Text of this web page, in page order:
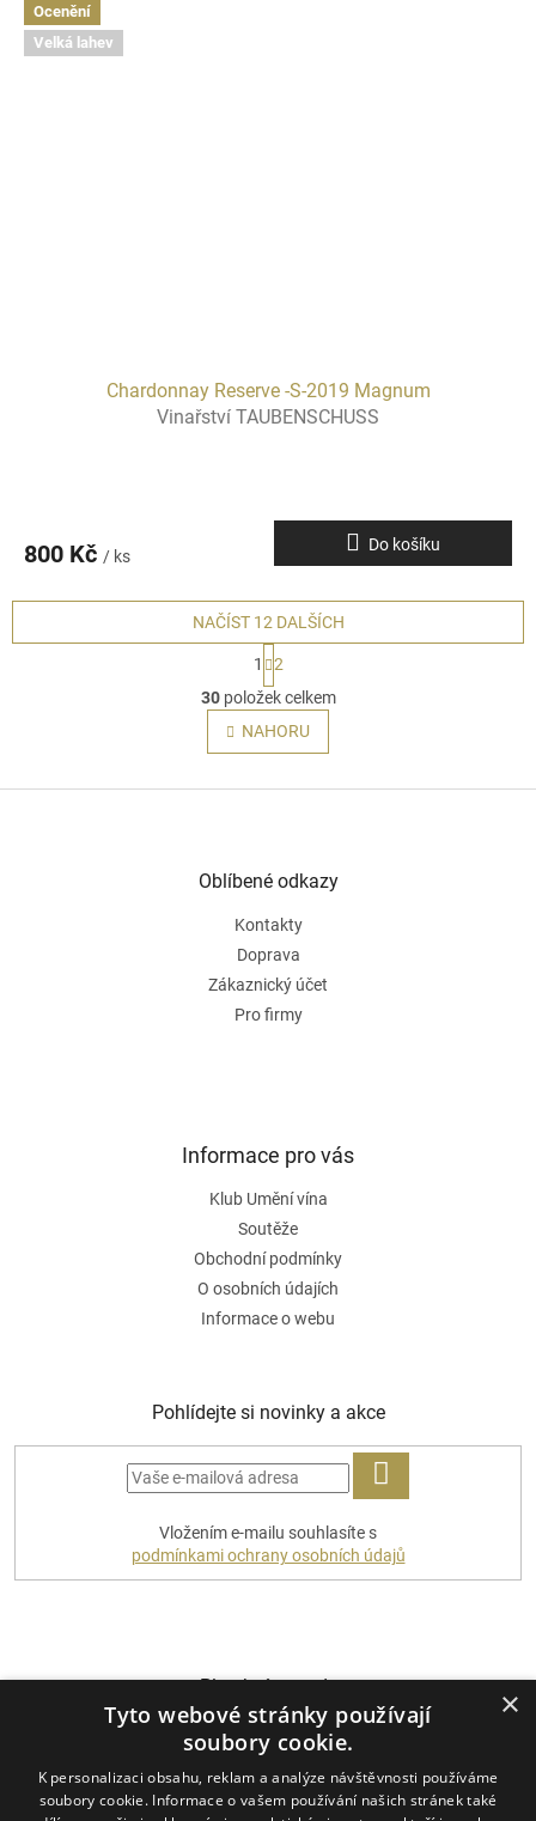
Ocenění
Velká lahev
Chardonnay Reserve -S-2019 Magnum
Vinařství TAUBENSCHUSS
800 Kč / ks
Do košíku
O
v
l
á
p
r
v
k
y
v
ý
p
NAČÍST 12 DALŠÍCH
S
t
r
á
n
k
v
1
2
30položek celkem
NAHORU
Oblíbené odkazy
Kontakty
Doprava
Zákaznický účet
Pro firmy
Informace pro vás
Klub Umění vína
Soutěže
Obchodní podmínky
O osobních údajích
Informace o webu
Pohlídejte si novinky a akce
PŘIHLÁSIT
Vložením e-mailu souhlasíte s
podmínkami ochrany osobních údajů
Platební metody
Dopravci
×
Tyto webové stránky používají
soubory cookie.
K personalizaci obsahu, reklam a analýze návštěvnosti používáme
soubory cookie. Informace o vašem používání našich stránek také